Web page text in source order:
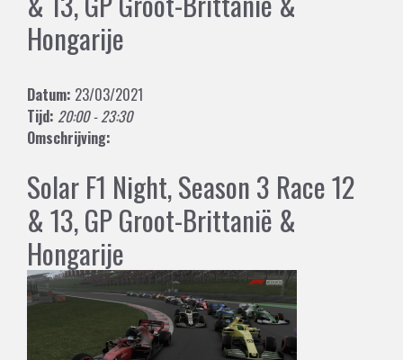
Hongarije
Datum: 23/03/2021
Tijd: 20:00 - 23:30
Omschrijving:
Solar F1 Night, Season 3 Race 12
& 13, GP Groot-Brittanië &
Hongarije